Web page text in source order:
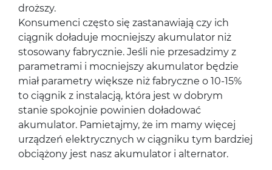
droższy.
Konsumenci często się zastanawiają czy ich
ciągnik doładuje mocniejszy akumulator niż
stosowany fabrycznie. Jeśli nie przesadzimy z
parametrami i mocniejszy akumulator będzie
miał parametry większe niż fabryczne o 10-15%
to ciągnik z instalacją, która jest w dobrym
stanie spokojnie powinien doładować
akumulator. Pamietajmy, że im mamy więcej
urządzeń elektrycznych w ciągniku tym bardziej
obciążony jest nasz akumulator i alternator.